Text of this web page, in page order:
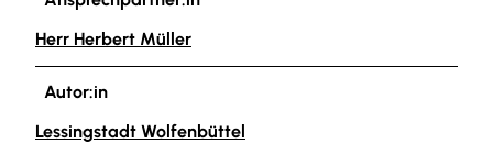
Herr Herbert Müller
Autor:in
Lessingstadt Wolfenbüttel